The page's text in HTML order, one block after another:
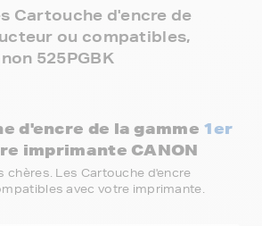
Cartouche d'encre de
ou compatibles,
525PGBK
d'encre de la gamme 1er
imprimante CANON
chères. Les Cartouche d'encre
avec votre imprimante.